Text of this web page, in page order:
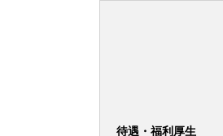
待遇・福利厚生